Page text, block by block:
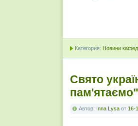
Категория: Новини
Свято
пам'ятаємо"
Автор: Inna Lysa от 16-